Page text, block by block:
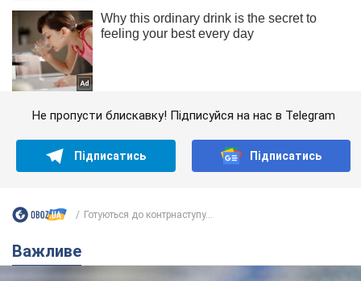
Не пропусти блискавку! Підписуйся на нас в Telegram
Підписатись Підписатись
Готуються до контрнаступу...
Важливе